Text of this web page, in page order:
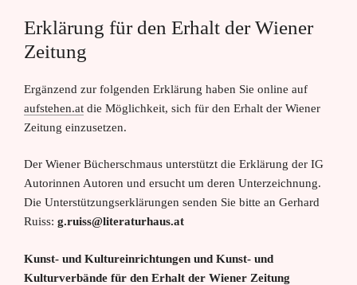
Erklärung für den Erhalt der Wiener
Zeitung
Ergänzend zur folgenden Erklärung haben Sie online auf
aufstehen.at die Möglichkeit, sich für den Erhalt der Wiener
Zeitung einzusetzen.
Der Wiener Bücherschmaus unterstützt die Erklärung der IG
Autorinnen Autoren und ersucht um deren Unterzeichnung.
Die Unterstützungserklärungen senden Sie bitte an Gerhard
Ruiss: g.ruiss@literaturhaus.at
Kunst- und Kultureinrichtungen und Kunst- und
Kulturverbände für den Erhalt der Wiener Zeitung